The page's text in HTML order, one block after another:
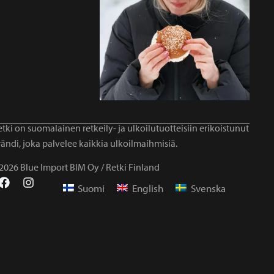
on suomalainen retkeily- ja ulkoilutuotteisiin erikoistunut
joka palvelee kaikkia ulkoilmaihmisiä.
Blue Import BIM Oy / Retki Finland
Suomi English Svenska